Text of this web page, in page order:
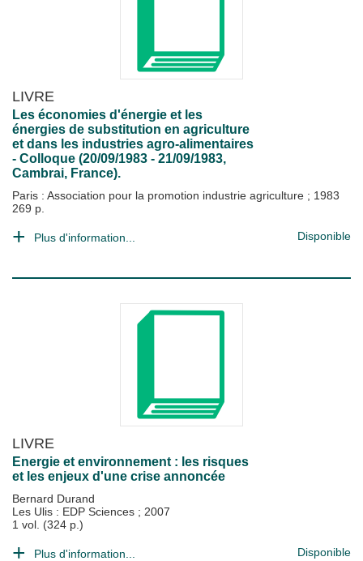
LIVRE
Les économies d'énergie et les
énergies de substitution en agriculture
et dans les industries agro-alimentaires
- Colloque (20/09/1983 - 21/09/1983,
Cambrai, France).
Paris : Association pour la promotion industrie agriculture ; 1983
269 p.
Plus d'information... Disponible
LIVRE
Energie et environnement : les risques
et les enjeux d'une crise annoncée
Bernard Durand
Les Ulis : EDP Sciences ; 2007
1 vol. (324 p.)
Plus d'information... Disponible